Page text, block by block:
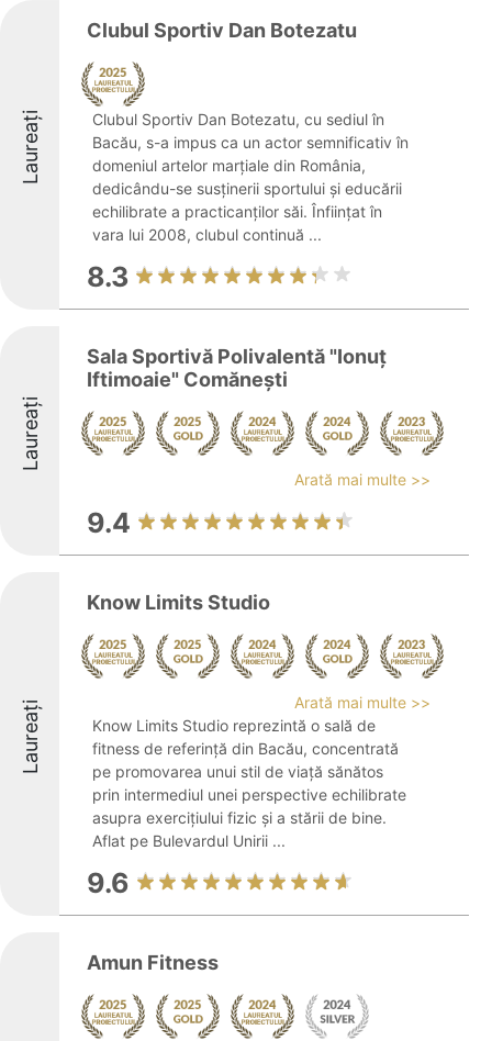
Laureați
Clubul Sportiv Dan Botezatu
Clubul Sportiv Dan Botezatu, cu sediul în
Bacău, s-a impus ca un actor semnificativ în
domeniul artelor marțiale din România,
dedicându-se susținerii sportului și educării
echilibrate a practicanților săi. Înființat în
vara lui 2008, clubul continuă ...
8.3
Laureați
Sala Sportivă Polivalentă "Ionuţ
Iftimoaie" Comăneşti
Arată mai multe >>
9.4
Laureați
Know Limits Studio
Arată mai multe >>
Know Limits Studio reprezintă o sală de
fitness de referință din Bacău, concentrată
pe promovarea unui stil de viață sănătos
prin intermediul unei perspective echilibrate
asupra exercițiului fizic și a stării de bine.
Aflat pe Bulevardul Unirii ...
9.6
Amun Fitness